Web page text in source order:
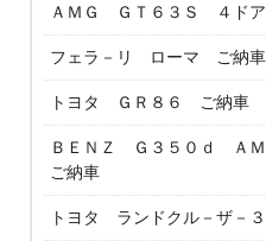
ＡＭＧ ＧＴ６３Ｓ ４ド
フェラ－リ ローマ ご納車
トヨタ ＧＲ８６ ご納車
ＢＥＮＺ Ｇ３５０ｄ Ａ
ご納車
トヨタ ランドクル－ザ－